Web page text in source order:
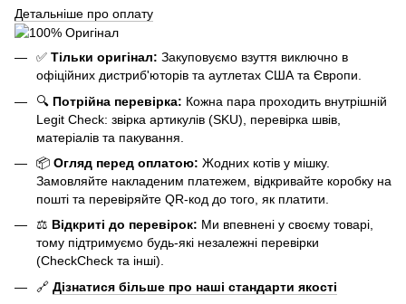
Детальніше про оплату
✅ Тільки оригінал: Закуповуємо взуття виключно в
офіційних дистриб'юторів та аутлетах США та Європи.
🔍 Потрійна перевірка: Кожна пара проходить внутрішній
Legit Check: звірка артикулів (SKU), перевірка швів,
матеріалів та пакування.
📦 Огляд перед оплатою: Жодних котів у мішку.
Замовляйте накладеним платежем, відкривайте коробку на
пошті та перевіряйте QR-код до того, як платити.
⚖️ Відкриті до перевірок: Ми впевнені у своєму товарі,
тому підтримуємо будь-які незалежні перевірки
(CheckCheck та інші).
🔗 Дізнатися більше про наші стандарти якості